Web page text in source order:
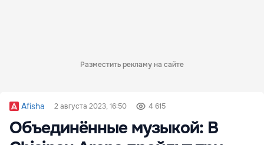
Разместить рекламу на сайте
Afisha 2 августа 2023, 16:50 4 615
Объединённые музыкой: В